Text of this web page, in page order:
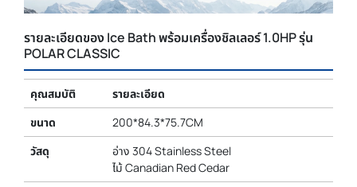
รายละเอียดของ Ice Bath พร้อมเครื่องชิลเลอร์ 1.0HP รุ่น
POLAR CLASSIC
คุณสมบัติ
รายละเอียด
ขนาด
200*84.3*75.7CM
วัสดุ
อ่าง 304 Stainless Steel
ไม้ Canadian Red Cedar